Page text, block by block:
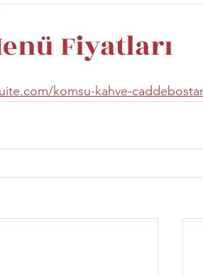
Fiyatları
komsu-kahve-